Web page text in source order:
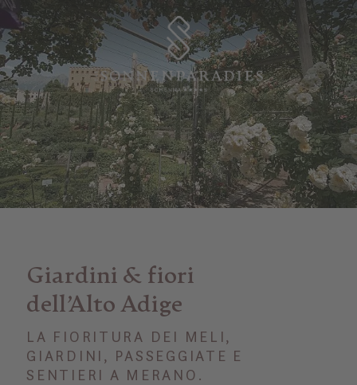
Giardini & fiori
dell’Alto Adige
LA FIORITURA DEI MELI,
GIARDINI, PASSEGGIATE E
SENTIERI A MERANO.